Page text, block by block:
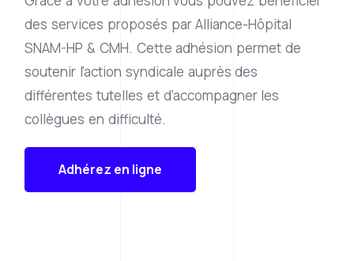
des services proposés par Alliance-Hôpital
SNAM-HP & CMH. Cette adhésion permet de
soutenir l’action syndicale auprès des
différentes tutelles et d’accompagner les
collègues en difficulté.
Adhérez en ligne